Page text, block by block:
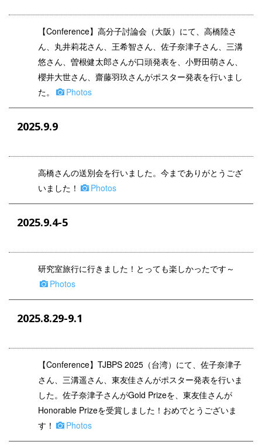
【Conference】高分子討論会（大阪）にて、高橋陸さ
ん、丸井莉花さん、王希智さん、佐子奈津子さん、三溝
悠さん、曽根健太郎さんが口頭発表を、小野田萌さん、
櫻井大世さん、齋藤羽玖さんがポスター発表を行いまし
た。
Photos
2025.9.9
高橋さんの送別会を行いました。今までありがとうござ
いました！
Photos
2025.9.4-5
研究室旅行に行きました！とっても楽しかったです～
Photos
2025.8.29-9.1
【Conference】TJBPS 2025（台湾）にて、佐子奈津子
さん、三溝遥さん、東友佳さんがポスター発表を行いま
した。佐子奈津子さんがGold Prizeを、東友佳さんが
Honorable Prizeを受賞しました！おめでとうございま
す！
Photos